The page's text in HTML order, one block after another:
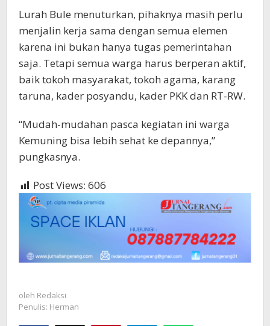
Lurah Bule menuturkan, pihaknya masih perlu
menjalin kerja sama dengan semua elemen
karena ini bukan hanya tugas pemerintahan
saja. Tetapi semua warga harus berperan aktif,
baik tokoh masyarakat, tokoh agama, karang
taruna, kader posyandu, kader PKK dan RT-RW.
“Mudah-mudahan pasca kegiatan ini warga
Kemuning bisa lebih sehat ke depannya,”
pungkasnya.
Post Views: 606
oleh Redaksi
Penulis: Herman